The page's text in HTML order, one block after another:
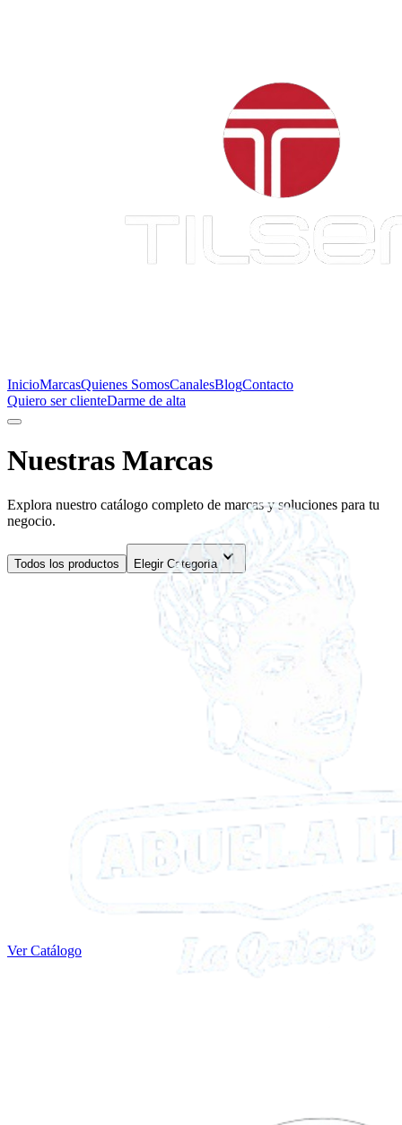
InicioMarcasQuienes SomosCanalesBlogContacto
Quiero ser clienteDarme de alta
Nuestras Marcas
Explora nuestro catálogo completo de marcas y soluciones para tu
negocio.
Todos los productos Elegir Categoría expand_more
Ver Catálogo